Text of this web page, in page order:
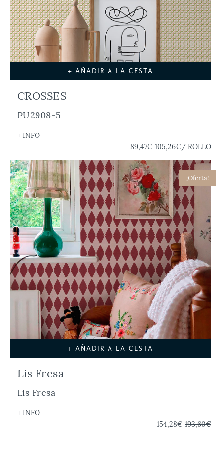
+ AÑADIR A LA CESTA
CROSSES
PU2908-5
+ INFO
89,47€ 105,26€/ ROLLO
¡Oferta!
+ AÑADIR A LA CESTA
Lis Fresa
Lis Fresa
+ INFO
154,28€ 193,60€